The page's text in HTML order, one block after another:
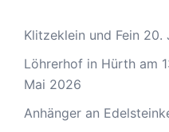
Klitzeklein und Fein 20.
Löhrerhof in Hürth am
Mai 2026
Anhänger an